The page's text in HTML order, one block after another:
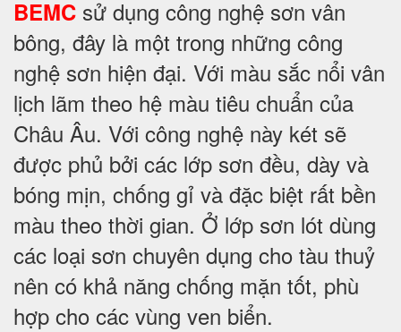
BEMC sử dụng công nghệ sơn vân
bông, đây là một trong những công
nghệ sơn hiện đại. Với màu sắc nổi vân
lịch lãm theo hệ màu tiêu chuẩn của
Châu Âu. Với công nghệ này két sẽ
được phủ bởi các lớp sơn đều, dày và
bóng mịn, chống gỉ và đặc biệt rất bền
màu theo thời gian. Ở lớp sơn lót dùng
các loại sơn chuyên dụng cho tàu thuỷ
nên có khả năng chống mặn tốt, phù
hợp cho các vùng ven biển.